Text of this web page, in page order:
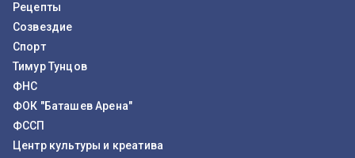
Рецепты
Созвездие
Спорт
Тимур Тунцов
ФНС
ФОК "Баташев Арена"
ФССП
Центр культуры и креатива